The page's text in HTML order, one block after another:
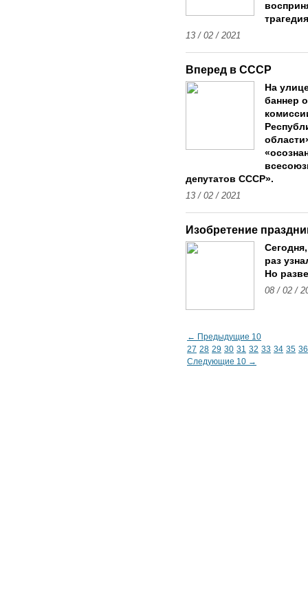
13 / 02 / 2021
Вперед в СССР
На
баннер
депутатов СССР».
13 / 02 / 2021
Изобретение
раз
Но
08 / 02 /
← Предыдущие 10
27 28 29 30 31 32 33 34 35 36
Следующие 10 →